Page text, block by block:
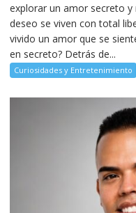
explorar un amor secreto
deseo se viven con total
vivido un amor que se
en secreto? Detrás de...
Curiosidades y Entretenimiento